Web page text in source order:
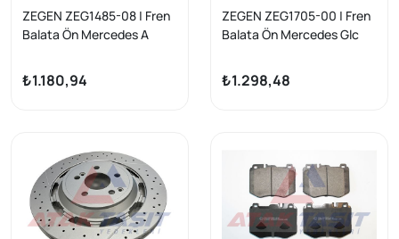
ZEGEN ZEG1485-08 | Fren
Balata Ön Mercedes A
A 180 2012-/ B Serisi
(W246) B 160 2011-/ B 180
200 2013 -
₺1.180,94
ZEGEN ZEG1705-00 | Fren
Balata Ön Mercedes Glc
(W213) E 300 2016-/ E
Serisi (W213) E 350 2016-/
₺1.298,48